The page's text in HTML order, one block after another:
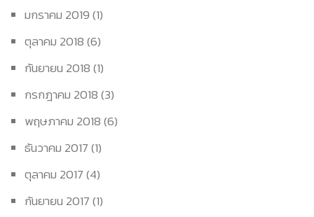
มกราคม 2019(1)
ตุลาคม 2018(6)
กันยายน 2018(1)
กรกฎาคม 2018(3)
พฤษภาคม 2018(6)
ธันวาคม 2017(1)
ตุลาคม 2017(4)
กันยายน 2017(1)